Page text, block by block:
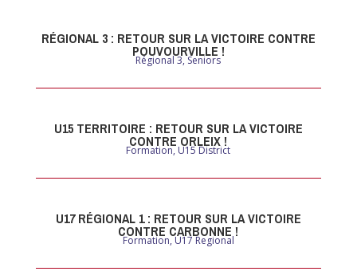
RÉGIONAL 3 : RETOUR SUR LA VICTOIRE CONTRE
POUVOURVILLE !
Régional 3,Seniors
U15 TERRITOIRE : RETOUR SUR LA VICTOIRE
CONTRE ORLEIX !
Formation,U15 District
U17 RÉGIONAL 1 : RETOUR SUR LA VICTOIRE
CONTRE CARBONNE !
Formation,U17 Regional